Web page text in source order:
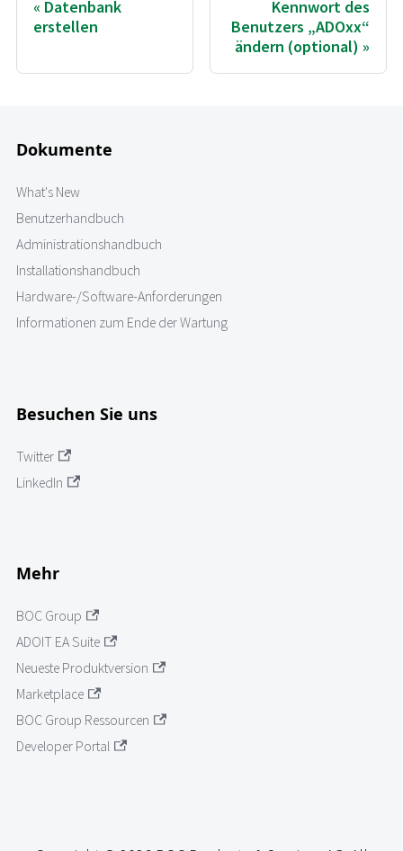
Datenbank
erstellen
Kennwort des
Benutzers „ADOxx“
ändern (optional)
Dokumente
What's New
Benutzerhandbuch
Administrationshandbuch
Installationshandbuch
Hardware-/Software-Anforderungen
Informationen zum Ende der Wartung
Besuchen Sie uns
Twitter
LinkedIn
Mehr
BOC Group
ADOIT EA Suite
Neueste Produktversion
Marketplace
BOC Group Ressourcen
Developer Portal